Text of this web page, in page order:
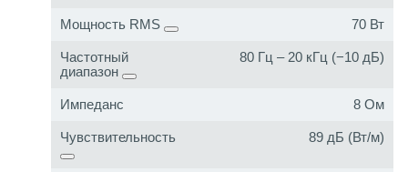
Мощность RMS 70 Вт
Частотный
диапазон
80 Гц – 20 кГц (−10 дБ)
Импеданс 8 Ом
Чувствительность 89 дБ (Вт/м)